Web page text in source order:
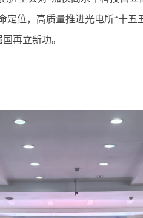
位，高质量推进光电所“十
再立新功。